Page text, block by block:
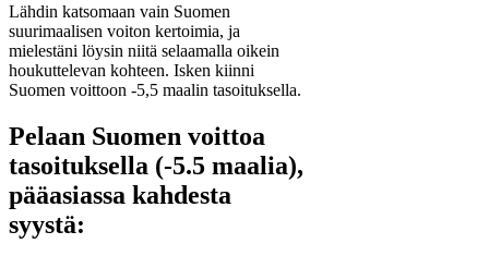
Lähdin katsomaan vain Suomen
suurimaalisen voiton kertoimia, ja
mielestäni löysin niitä selaamalla oikein
houkuttelevan kohteen. Isken kiinni
Suomen voittoon -5,5 maalin tasoituksella.
Pelaan Suomen voittoa
tasoituksella (-5.5 maalia),
pääasiassa kahdesta
syystä: